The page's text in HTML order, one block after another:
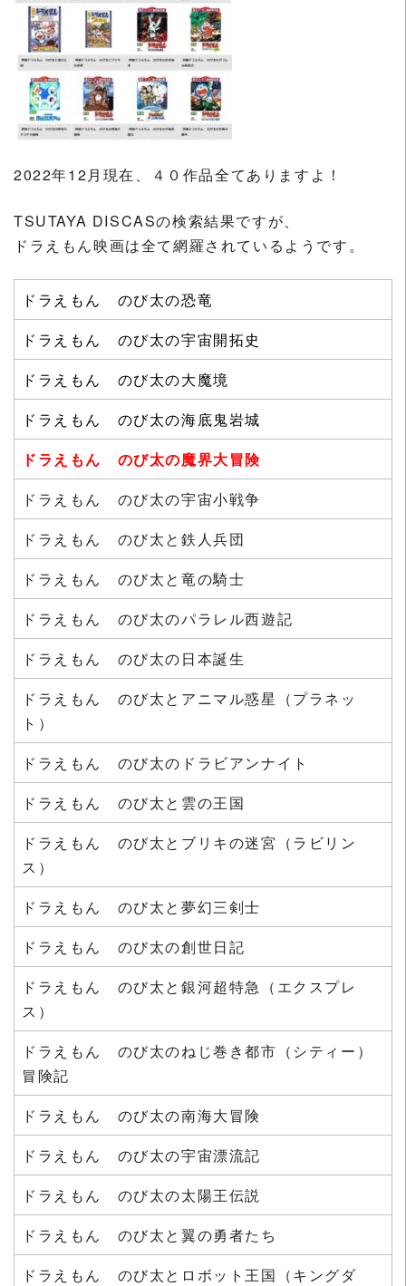
2022年12月現在、４０作品全てありますよ！
TSUTAYA DISCASの検索結果ですが、
ドラえもん映画は全て網羅されているようです。
ドラえもん のび太の恐竜
ドラえもん のび太の宇宙開拓史
ドラえもん のび太の大魔境
ドラえもん のび太の海底鬼岩城
ドラえもん のび太の魔界大冒険
ドラえもん のび太の宇宙小戦争
ドラえもん のび太と鉄人兵団
ドラえもん のび太と竜の騎士
ドラえもん のび太のパラレル西遊記
ドラえもん のび太の日本誕生
ドラえもん のび太とアニマル惑星（プラネッ
ト）
ドラえもん のび太のドラビアンナイト
ドラえもん のび太と雲の王国
ドラえもん のび太とブリキの迷宮（ラビリン
ス）
ドラえもん のび太と夢幻三剣士
ドラえもん のび太の創世日記
ドラえもん のび太と銀河超特急（エクスプレ
ス）
ドラえもん のび太のねじ巻き都市（シティー）
冒険記
ドラえもん のび太の南海大冒険
ドラえもん のび太の宇宙漂流記
ドラえもん のび太の太陽王伝説
ドラえもん のび太と翼の勇者たち
ドラえもん のび太とロボット王国（キングダ